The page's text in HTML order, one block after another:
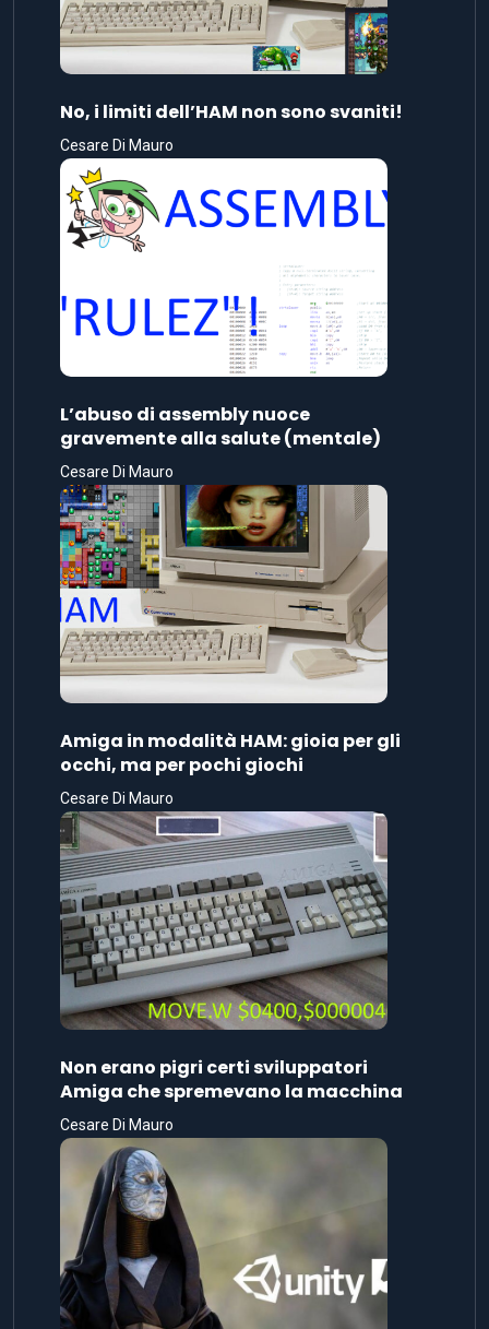
No, i limiti dell’HAM non sono svaniti!
Cesare Di Mauro
L’abuso di assembly nuoce
gravemente alla salute (mentale)
Cesare Di Mauro
Amiga in modalità HAM: gioia per gli
occhi, ma per pochi giochi
Cesare Di Mauro
Non erano pigri certi sviluppatori
Amiga che spremevano la macchina
Cesare Di Mauro